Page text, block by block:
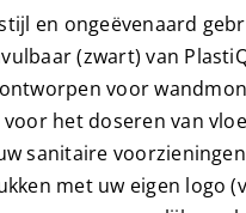
en ongeëvenaard
(zwart) van
voor
voor het doseren van
sanitaire
met uw eigen logo